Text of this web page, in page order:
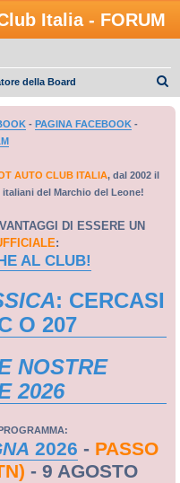
Italia - FORUM
della Board
- PAGINA FACEBOOK-
AUTO CLUB ITALIA, dal 2002 il
del Marchio del Leone!
DI ESSERE UN
:
AL CLUB!
: CERCASI
O 207
NOSTRE
2026
2026 - PASSO
- 9 AGOSTO